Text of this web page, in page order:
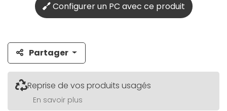
Configurer un PC avec ce produit
Partager
Reprise de vos produits usagés
En savoir plus